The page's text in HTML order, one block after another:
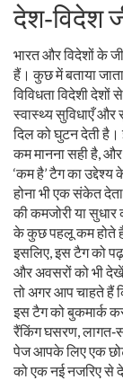
देश‑विदेश
भारत और विदेशों के
हैं। कुछ में बताया
विविधता विदेशी
स्वास्थ्य सुविधाएँ और
दिल को घुटन देती
कम मानना सही है,
‘कम है’ टैग का
होना भी एक संकेत
की कमजोरी या
के कुछ पहलू कम होते
इसलिए, इस टैग को
और अवसरों को भी
तो अगर आप चाहते हैं
इस टैग को बुकमार्क
रैंकिंग घसरण,
पेज आपके लिए एक
को एक नई नजरिए से